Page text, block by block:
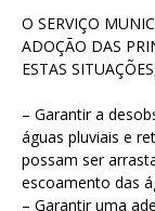
O SERVIÇO
ADOÇÃO DAS
ESTAS
– Garantir a
águas pluviais e
possam ser
escoamento das
– Garantir uma